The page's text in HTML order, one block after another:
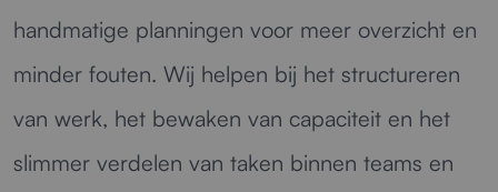
handmatige planningen voor meer overzicht en
minder fouten. Wij helpen bij het structureren
van werk, het bewaken van capaciteit en het
slimmer verdelen van taken binnen teams en